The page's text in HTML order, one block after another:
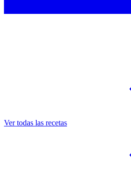
Ver todas las recetas